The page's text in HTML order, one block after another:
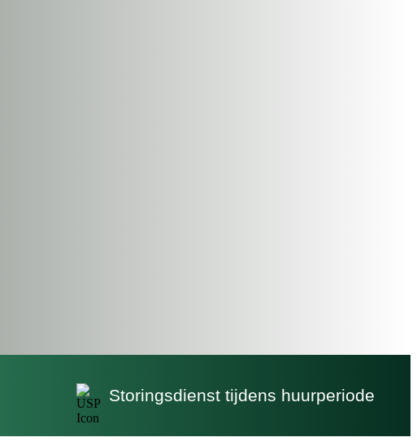
Storingsdienst tijdens huurperiode